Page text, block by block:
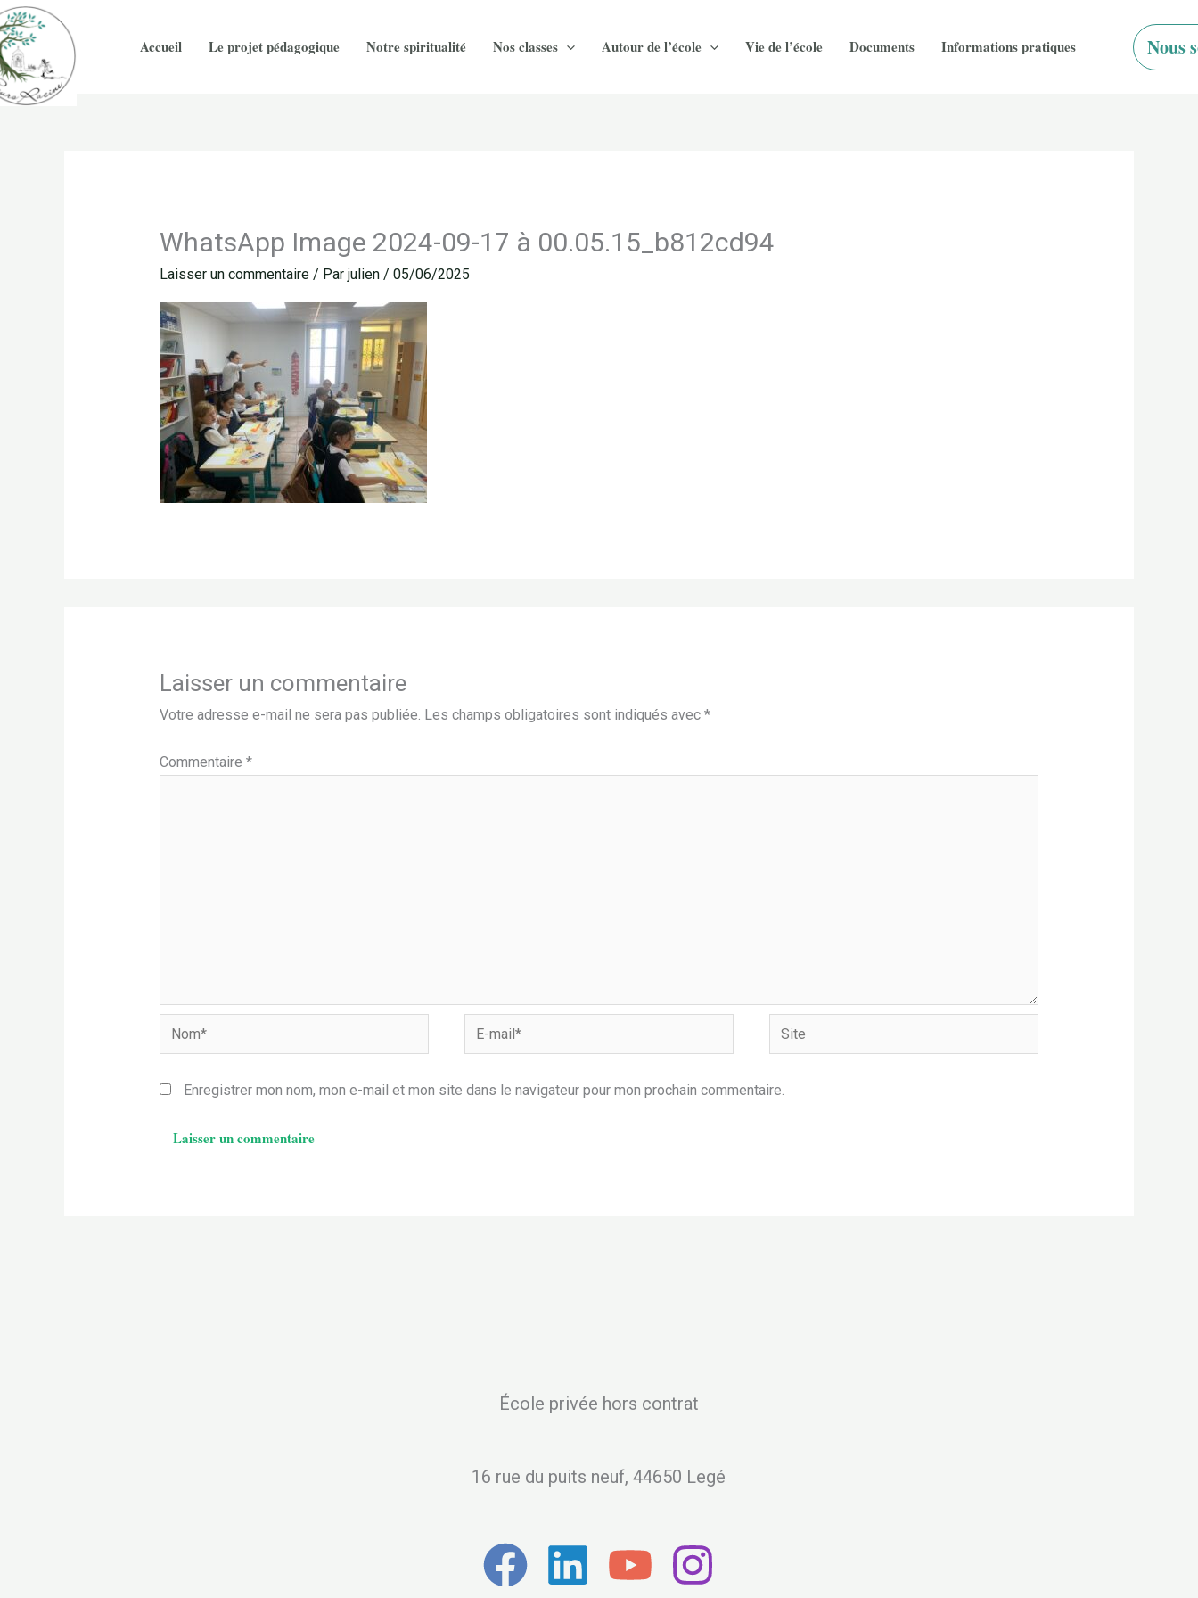
Aller
au
contenu
Accueil Le projet pédagogique Notre spiritualité Nos classes Autour de l’école Vie de l’école Documents Informations pratiques Nous
WhatsApp Image 2024-09-17 à 00.05.15_b812cd94
Laisser un commentaire / Par julien / 05/06/2025
Laisser un commentaire
Votre adresse e-mail ne sera pas publiée. Les champs obligatoires sont indiqués avec *
Commentaire *
Nom*
mail*
Site
Enregistrer mon nom, mon e-mail et mon site dans le navigateur pour mon prochain commentaire.
École privée hors contrat
16 rue du puits neuf, 44650 Legé